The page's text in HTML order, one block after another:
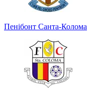
Пенібонт Санта-Колома